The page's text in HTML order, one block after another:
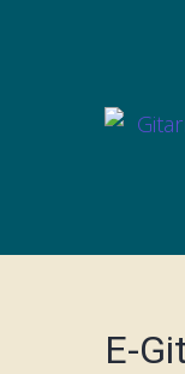
E-